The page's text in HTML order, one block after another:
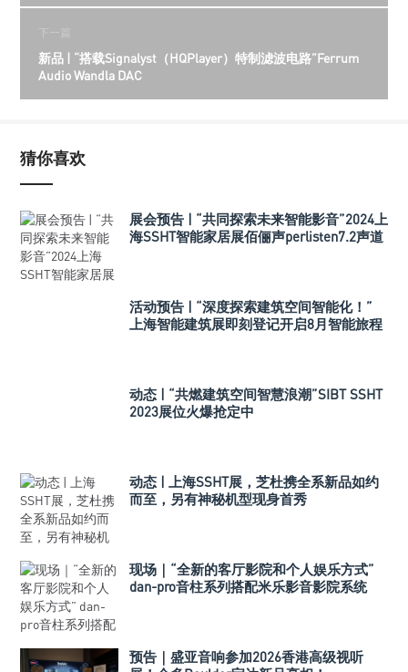
下一篇
新品 | “搭载Signalyst（HQPlayer）特制滤波电路”Ferrum
Audio Wandla DAC
猜你喜欢
展会预告 | “共同探索未来智能影音”2024上
海SSHT智能家居展佰俪声perlisten7.2声道
活动预告 | “深度探索建筑空间智能化！”
上海智能建筑展即刻登记开启8月智能旅程
动态 | “共燃建筑空间智慧浪潮”SIBT SSHT
2023展位火爆抢定中
动态 | 上海SSHT展，芝杜携全系新品如约
而至，另有神秘机型现身首秀
现场｜“全新的客厅影院和个人娱乐方式”
dan-pro音柱系列搭配米乐影音影院系统
预告｜盛亚音响参加2026香港高级视听